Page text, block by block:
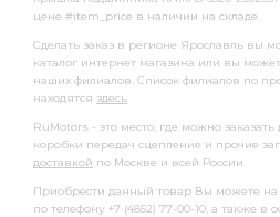
цене #item_price в наличии на складе.
Сделать заказ в регионе Ярославль вы
каталог интернет магазина или вы
наших филиалов. Список филиалов по
находятся здесь.
RuMotors - это место, где можно
коробки передач сцепление и прочие
доставкой по Москве и всей России.
Приобрести данный товар Вы можете
по телефону +7 (4852) 77-00-10, а также в